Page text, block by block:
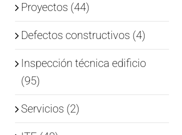
Proyectos (44)
Defectos constructivos (4)
Inspección técnica edificio
(95)
Servicios (2)